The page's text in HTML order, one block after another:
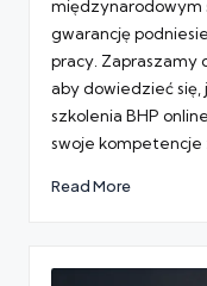
międzynarodowym
gwarancję
pracy. Zapraszamy
aby dowiedzieć
szkolenia BHP
swoje kompetencje
Read More